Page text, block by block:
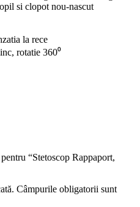
si clopot nou-nascut
la rece
rotatie 360⁰
“Stetoscop Rappaport,
Câmpurile obligatorii sunt